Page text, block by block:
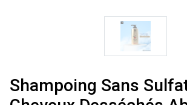
Shampoing Sans